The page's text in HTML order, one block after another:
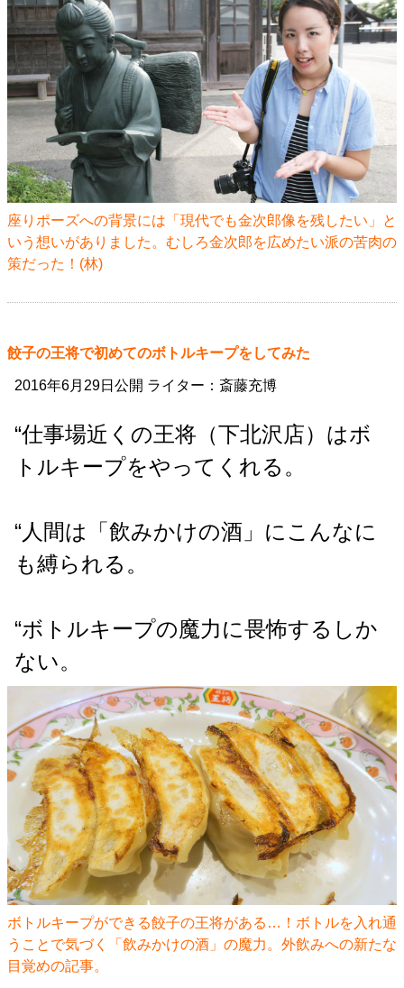
座りポーズへの背景には「現代でも金次郎像を残したい」と
いう想いがありました。むしろ金次郎を広めたい派の苦肉の
策だった！(林)
餃子の王将で初めてのボトルキープをしてみた
2016年6月29日公開 ライター：斎藤充博
“仕事場近くの王将（下北沢店）はボ
トルキープをやってくれる。
“人間は「飲みかけの酒」にこんなに
も縛られる。
“ボトルキープの魔力に畏怖するしか
ない。
ボトルキープができる餃子の王将がある…！ボトルを入れ通
うことで気づく「飲みかけの酒」の魔力。外飲みへの新たな
目覚めの記事。